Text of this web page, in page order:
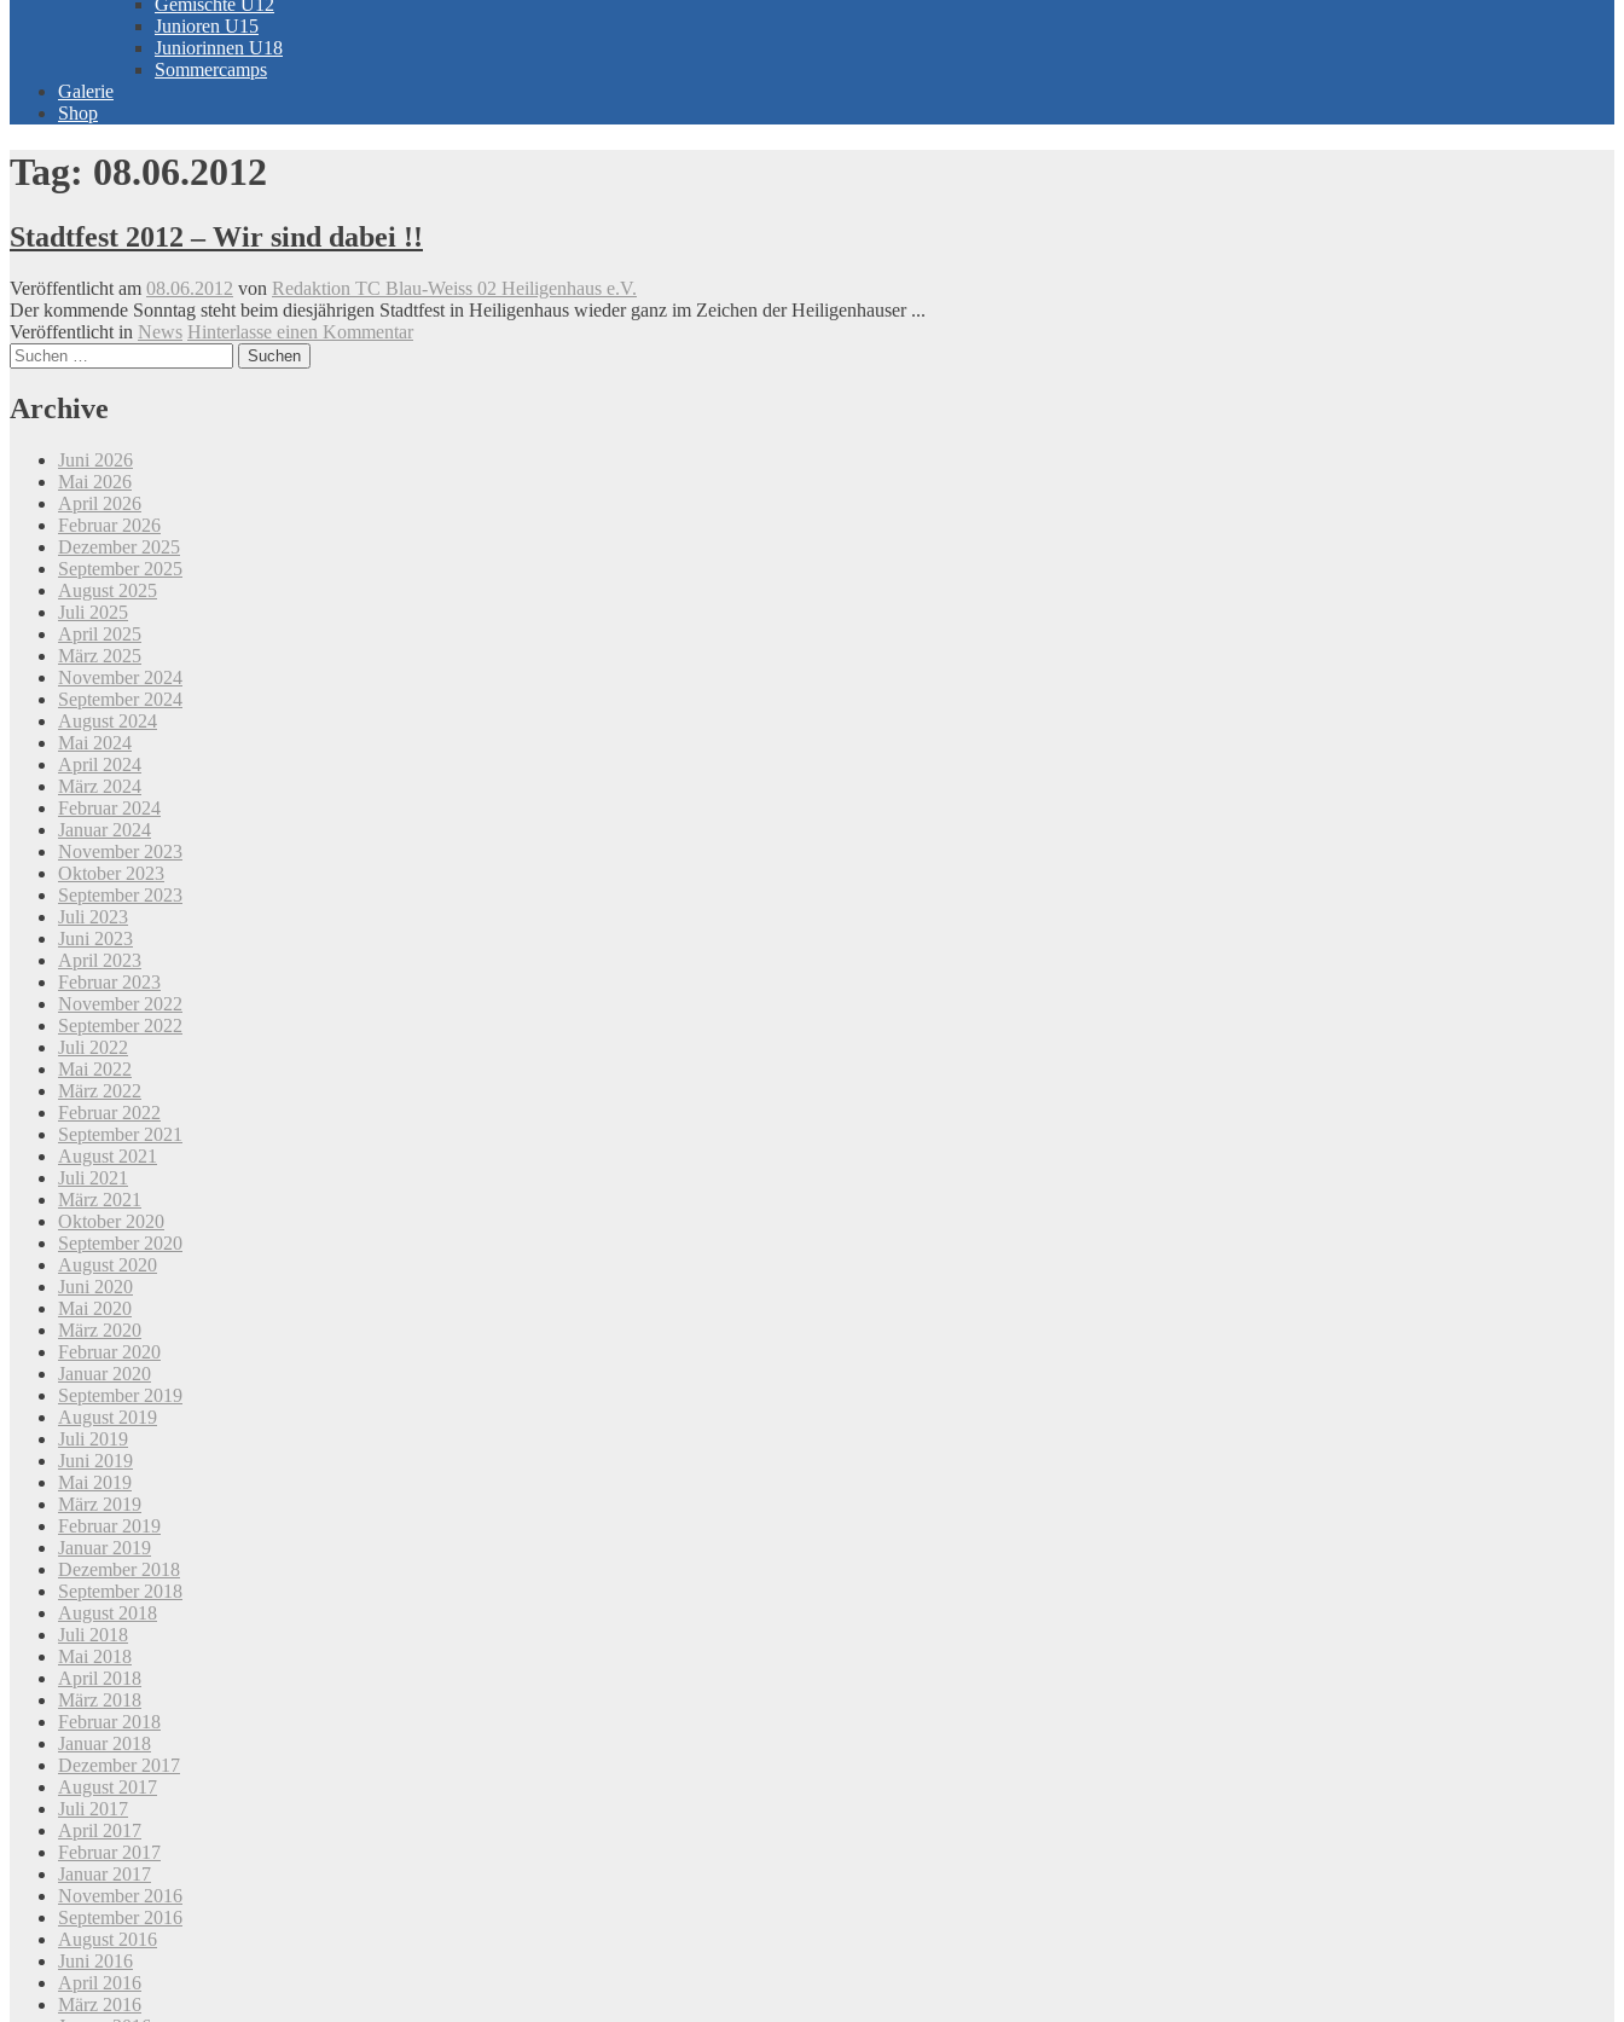
Gemischte U12
Junioren U15
Juniorinnen U18
Sommercamps
Galerie
Shop
Tag: 08.06.2012
Stadtfest 2012 – Wir sind dabei !!
Veröffentlicht am 08.06.2012 von Redaktion TC Blau-Weiss 02 Heiligenhaus e.V.
Der kommende Sonntag steht beim diesjährigen Stadtfest in Heiligenhaus wieder ganz im Zeichen der Heiligenhauser ...
Veröffentlicht in News Hinterlasse einen Kommentar
Beitrags-
Navigation
Suchen
nach:
Archive
Juni 2026
Mai 2026
April 2026
Februar 2026
Dezember 2025
September 2025
August 2025
Juli 2025
April 2025
März 2025
November 2024
September 2024
August 2024
Mai 2024
April 2024
März 2024
Februar 2024
Januar 2024
November 2023
Oktober 2023
September 2023
Juli 2023
Juni 2023
April 2023
Februar 2023
November 2022
September 2022
Juli 2022
Mai 2022
März 2022
Februar 2022
September 2021
August 2021
Juli 2021
März 2021
Oktober 2020
September 2020
August 2020
Juni 2020
Mai 2020
März 2020
Februar 2020
Januar 2020
September 2019
August 2019
Juli 2019
Juni 2019
Mai 2019
März 2019
Februar 2019
Januar 2019
Dezember 2018
September 2018
August 2018
Juli 2018
Mai 2018
April 2018
März 2018
Februar 2018
Januar 2018
Dezember 2017
August 2017
Juli 2017
April 2017
Februar 2017
Januar 2017
November 2016
September 2016
August 2016
Juni 2016
April 2016
März 2016